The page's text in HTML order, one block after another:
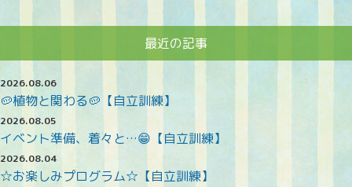
最近の記事
2026.08.06
🥔植物と関わる🥔【自立訓練】
2026.08.05
イベント準備、着々と…😁【自立訓練】
2026.08.04
☆お楽しみプログラム☆【自立訓練】